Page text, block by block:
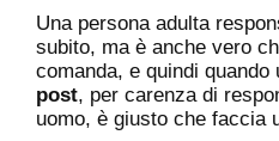
Una persona adulta
subito, ma è anche vero
comanda, e quindi quando
post, per carenza di
uomo, è giusto che faccia